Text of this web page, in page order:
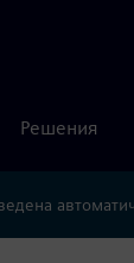
Решения